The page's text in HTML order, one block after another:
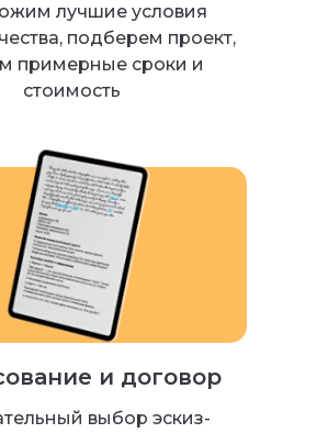
лучшие условия
подберем проект,
примерные сроки и
стоимость
и договор
выбор эскиз-